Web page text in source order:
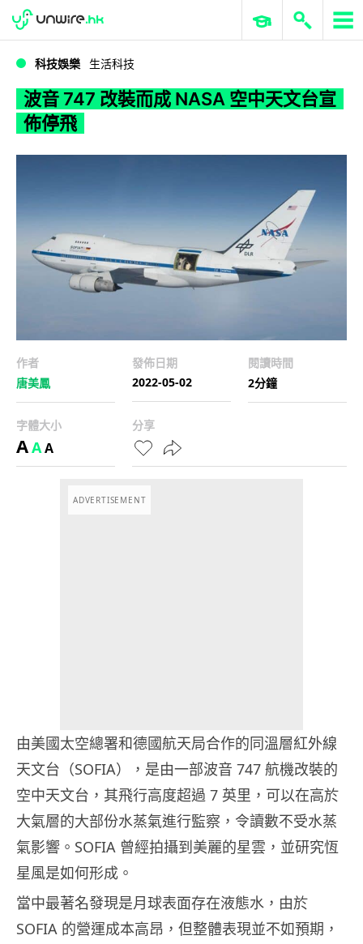
WWDC 2026 ERP 與商業 AI
科技娛樂 生活科技
波音 747 改裝而成 NASA 空中天文台宣
佈停飛
作者
唐美鳳
發佈日期
2022-05-02
閱讀時間
2分鐘
字體大小
AAA
分享
ADVERTISEMENT
由美國太空總署和德國航天局合作的同溫層紅外線
天文台（SOFIA），是由一部波音 747 航機改裝的
空中天文台，其飛行高度超過 7 英里，可以在高於
大氣層的大部份水蒸氣進行監察，令讀數不受水蒸
氣影響。SOFIA 曾經拍攝到美麗的星雲，並研究恆
星風是如何形成。
當中最著名發現是月球表面存在液態水，由於
SOFIA 的營運成本高昂，但整體表現並不如預期，